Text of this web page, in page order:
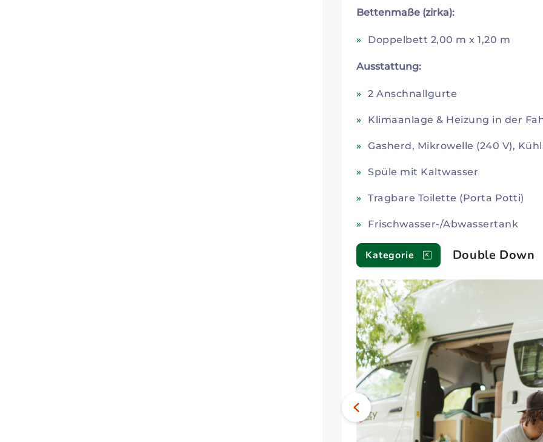
Bettenmaße (zirka):
Doppelbett 2,00 m x 1,20 m
Ausstattung:
2 Anschnallgurte
Klimaanlage & Heizung in der
Gasherd, Mikrowelle (240 V),
Spüle mit Kaltwasser
Tragbare Toilette (Porta Potti)
Frischwasser-/Abwassertank
Kategorie Double Down
Vorheriges
Bild